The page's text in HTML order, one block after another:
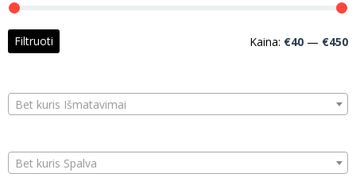
Filtruoti Kaina: €40 — €450
Bet kuris Išmatavimai
Bet kuris Spalva